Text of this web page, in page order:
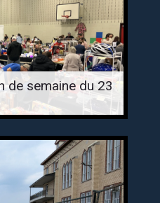
de semaine du 23